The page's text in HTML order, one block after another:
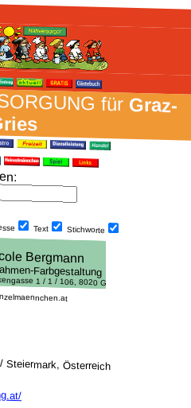
fürGraz-
:
Text Stich­worte
Steiermark, Österreich